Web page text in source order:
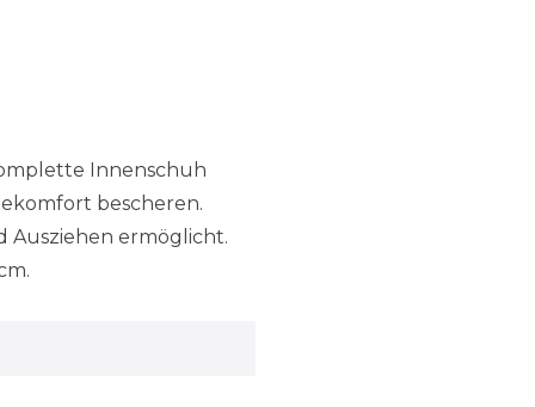
Innenschuh
bescheren.
Ausziehen ermöglicht.